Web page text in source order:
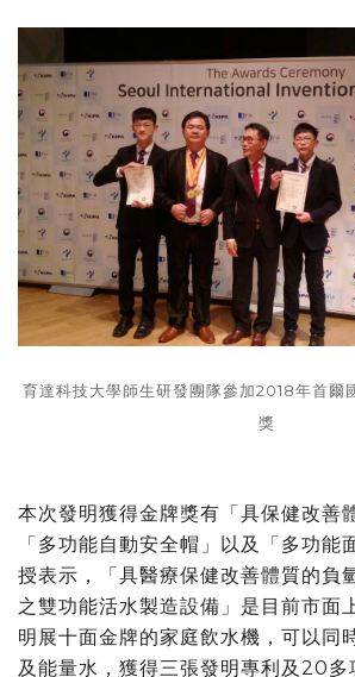
育達科技大學師生研發團隊參加2018年首爾
獎
本次發明獲得金牌獎有「具保健改善
「多功能自動安全帽」以及「多功能
授表示，「具醫療保健改善體質的負
之雙功能活水製造設備」是目前市面
明展十面金牌的家庭飲水機，可以同
及能量水，獲得三張發明專利及20多